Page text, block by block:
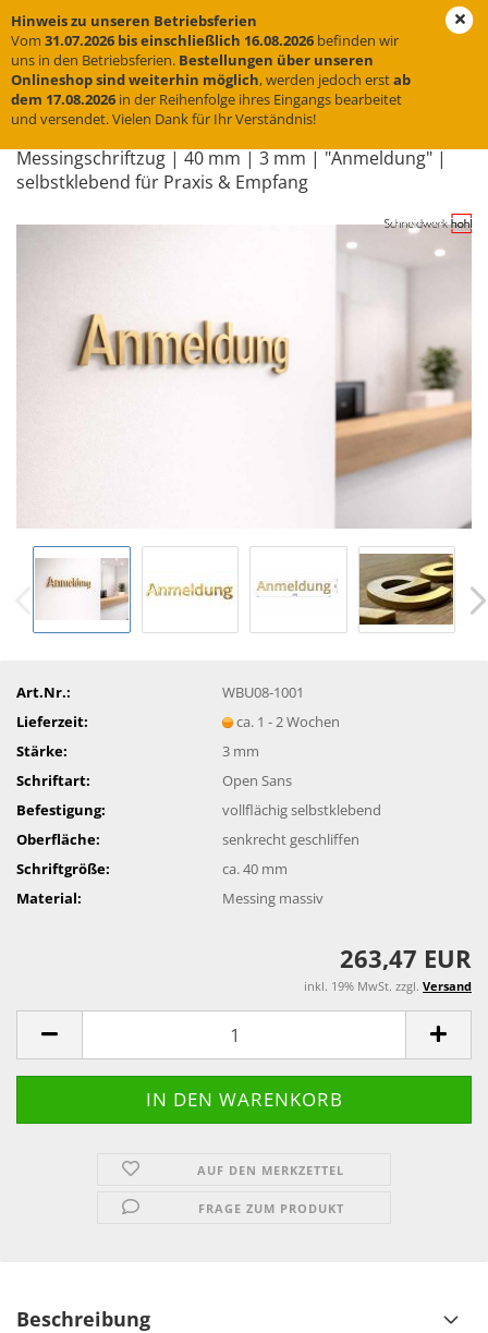
Hinweis zu unseren Betriebsferien
Vom 31.07.2026 bis einschließlich 16.08.2026 befinden wir
uns in den Betriebsferien. Bestellungen über unseren
Onlineshop sind weiterhin möglich, werden jedoch erstab
dem 17.08.2026 in der Reihenfolge ihres Eingangs bearbeitet
und versendet. Vielen Dank für Ihr Verständnis!
« zurück weiter »
Letzter »
31Artikel in dieser Kategorie
Mes­sing­schrift­zug | 40 mm | 3 mm | "An­mel­dung" |
selbst­kle­bend für Pra­xis & Emp­fang
Art.Nr.:
WBU08-1001
Lieferzeit:
ca. 1 - 2 Wochen
Stärke:
3 mm
Schriftart:
Open Sans
Befestigung:
vollflächig selbstklebend
Oberfläche:
senkrecht geschliffen
Schriftgröße:
ca. 40 mm
Material:
Messing massiv
263,47 EUR
inkl. 19% MwSt. zzgl. Versand
AUF DEN MERKZETTEL
FRAGE ZUM PRODUKT
Beschreibung